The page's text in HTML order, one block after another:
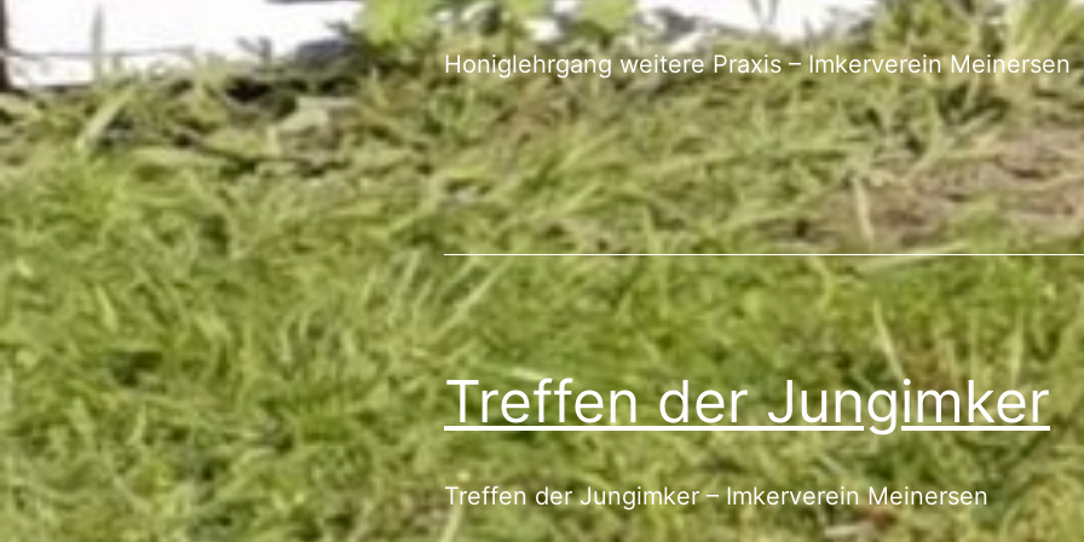
Honiglehrgang weitere Praxis – Imkerverein
Treffen der Jungimker
Treffen der Jungimker – Imkerverein Meinersen